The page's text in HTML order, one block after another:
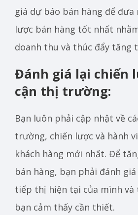
giá dự báo bán hàng để đưa
lược bán hàng tốt nhất
doanh thu và thúc đẩy tăng
Đánh giá lại chiến
cận thị trường:
Bạn luôn phải cập nhật về
trường, chiến lược và hành
khách hàng mới nhất. Để
bán hàng, bạn phải đánh
tiếp thị hiện tại của mình và
bạn cảm thấy cần thiết.